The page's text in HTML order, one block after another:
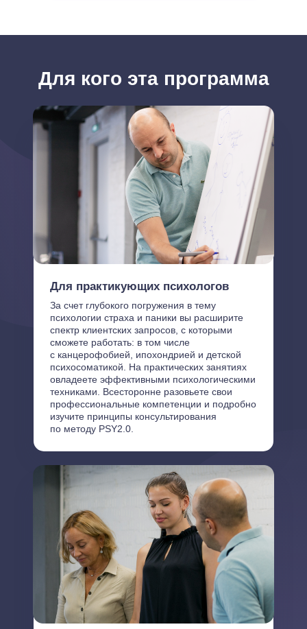
Для практикующих психологов
За счет глубокого погружения в тему
психологии страха и паники вы расширите
спектр клиентских запросов, с которыми
сможете работать: в том числе
с канцерофобией, ипохондрией и детской
психосоматикой. На практических занятиях
овладеете эффективными психологическими
техниками. Всесторонне разовьете свои
профессиональные компетенции и подробно
изучите принципы консультирования
по методу PSY2.0.
Для кого эта программа